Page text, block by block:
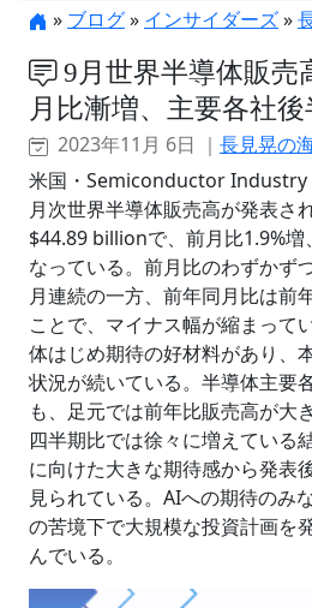
» ブログ» インサイダーズ»
9月世界半導体販売
月比漸増、主要各社
2023年11月 6日 ｜ 長見晃の
米国・Semiconductor Industry
月次世界半導体販売高が発表さ
$44.89 billionで、前月比1.9%増
なっている。前月比のわずかず
月連続の一方、前年同月比は前
ことで、マイナス幅が縮まって
体はじめ期待の好材料があり、
状況が続いている。半導体主要
も、足元では前年比販売高が大
四半期比では徐々に増えている
に向けた大きな期待感から発表
見られている。AIへの期待のみ
の苦境下で大規模な投資計画を
んでいる。